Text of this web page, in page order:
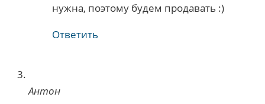
нужна, поэтому будем продавать :)
Ответить
Антон